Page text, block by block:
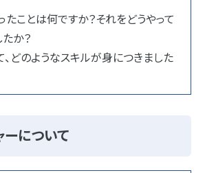
ことは何ですか？それをどうやって
か？
どのようなスキルが身につきました
ーについて